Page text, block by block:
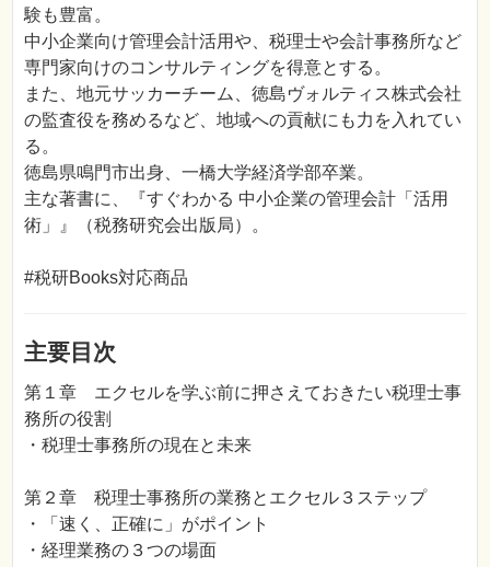
験も豊富。
中小企業向け管理会計活用や、税理士や会計事務所など
専門家向けのコンサルティングを得意とする。
また、地元サッカーチーム、徳島ヴォルティス株式会社
の監査役を務めるなど、地域への貢献にも力を入れてい
る。
徳島県鳴門市出身、一橋大学経済学部卒業。
主な著書に、『すぐわかる 中小企業の管理会計「活用
術」』（税務研究会出版局）。
#税研Books対応商品
主要目次
第１章 エクセルを学ぶ前に押さえておきたい税理士事
務所の役割
・税理士事務所の現在と未来
第２章 税理士事務所の業務とエクセル３ステップ
・「速く、正確に」がポイント
・経理業務の３つの場面